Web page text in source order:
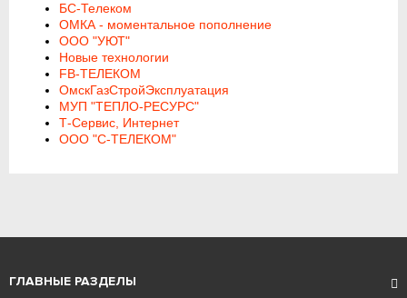
БС-Телеком
ОМКА - моментальное пополнение
ООО "УЮТ"
Новые технологии
FB-ТЕЛЕКОМ
ОмскГазСтройЭксплуатация
МУП "ТЕПЛО-РЕСУРС"
Т-Сервис, Интернет
ООО "С-ТЕЛЕКОМ"
ГЛАВНЫЕ РАЗДЕЛЫ